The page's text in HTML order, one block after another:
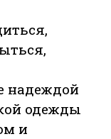
надеждой
одежды
и